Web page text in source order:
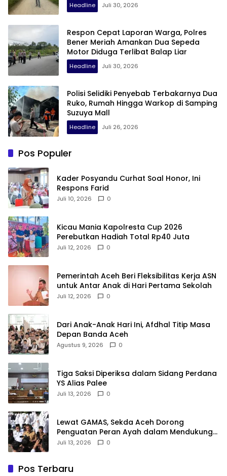
Headline Juli 30, 2026
Respon Cepat Laporan Warga, Polres
Bener Meriah Amankan Dua Sepeda
Motor Diduga Terlibat Balap Liar
Headline Juli 30, 2026
Polisi Selidiki Penyebab Terbakarnya Dua
Ruko, Rumah Hingga Warkop di Samping
Suzuya Mall
Headline Juli 26, 2026
Pos Populer
Kader Posyandu Curhat Soal Honor, Ini
Respons Farid
Juli 10, 2026 0
Kicau Mania Kapolresta Cup 2026
Perebutkan Hadiah Total Rp40 Juta
Juli 12, 2026 0
Pemerintah Aceh Beri Fleksibilitas Kerja ASN
untuk Antar Anak di Hari Pertama Sekolah
Juli 12, 2026 0
Dari Anak-Anak Hari Ini, Afdhal Titip Masa
Depan Banda Aceh
Agustus 9, 2026 0
Tiga Saksi Diperiksa dalam Sidang Perdana
YS Alias Palee
Juli 13, 2026 0
Lewat GAMAS, Sekda Aceh Dorong
Penguatan Peran Ayah dalam Mendukung
Pendidikan Anak
Juli 13, 2026 0
Pos Terbaru